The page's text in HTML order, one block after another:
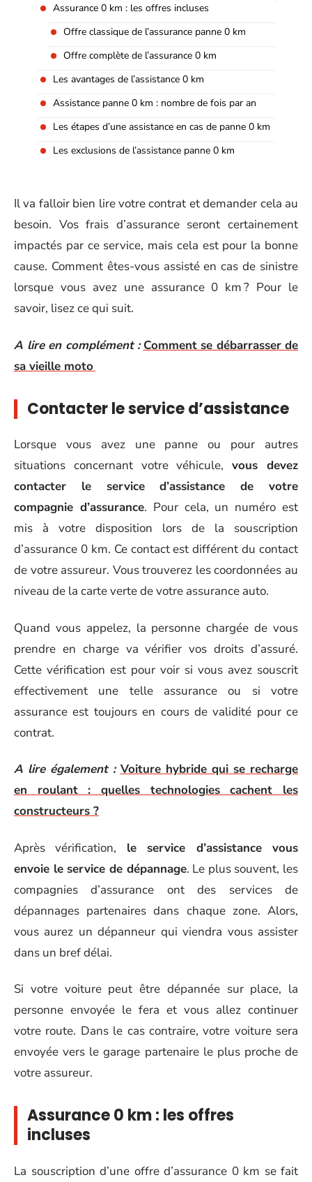
Assurance 0 km : les offres incluses
Offre classique de l’assurance panne 0 km
Offre complète de l’assurance 0 km
Les avantages de l’assistance 0 km
Assistance panne 0 km : nombre de fois par an
Les étapes d’une assistance en cas de panne 0 km
Les exclusions de l’assistance panne 0 km
Il va falloir bien lire votre contrat et demander cela au
besoin. Vos frais d’assurance seront certainement
impactés par ce service, mais cela est pour la bonne
cause. Comment êtes-vous assisté en cas de sinistre
lorsque vous avez une assurance 0 km ? Pour le
savoir, lisez ce qui suit.
A lire en complément : Comment se débarrasser de
sa vieille moto
Contacter le service d’assistance
Lorsque vous avez une panne ou pour autres
situations concernant votre véhicule,vous devez
contacter le service d’assistance de votre
compagnie d’assurance. Pour cela, un numéro est
mis à votre disposition lors de la souscription
d’assurance 0 km. Ce contact est différent du contact
de votre assureur. Vous trouverez les coordonnées au
niveau de la carte verte de votre assurance auto.
Quand vous appelez, la personne chargée de vous
prendre en charge va vérifier vos droits d’assuré.
Cette vérification est pour voir si vous avez souscrit
effectivement une telle assurance ou si votre
assurance est toujours en cours de validité pour ce
contrat.
A lire également : Voiture hybride qui se recharge
en roulant : quelles technologies cachent les
constructeurs ?
Après vérification, le service d’assistance vous
envoie le service de dépannage. Le plus souvent, les
compagnies d’assurance ont des services de
dépannages partenaires dans chaque zone. Alors,
vous aurez un dépanneur qui viendra vous assister
dans un bref délai.
Si votre voiture peut être dépannée sur place, la
personne envoyée le fera et vous allez continuer
votre route. Dans le cas contraire, votre voiture sera
envoyée vers le garage partenaire le plus proche de
votre assureur.
Assurance 0 km : les offres
incluses
La souscription d’une offre d’assurance 0 km se fait